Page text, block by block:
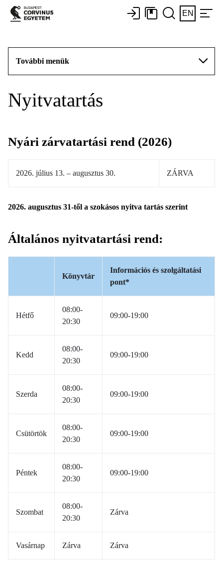
EN
További menük
Nyitvatartás
Nyári zárvatartási rend (2026)
2026. július 13. – augusztus 30. ZÁRVA
2026. augusztus 31-től a szokásos nyitva tartás szerint
Általános nyitvatartási rend:
Könyvtár
Információs és szolgáltatási
pont*
Hétfő
08:00-
20:30
09:00-19:00
Kedd
08:00-
20:30
09:00-19:00
Szerda
08:00-
20:30
09:00-19:00
Csütörtök
08:00-
20:30
09:00-19:00
Péntek
08:00-
20:30
09:00-19:00
Szombat
08:00-
20:30
Zárva
Vasárnap Zárva Zárva